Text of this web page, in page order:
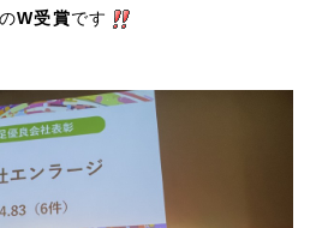
W受賞です